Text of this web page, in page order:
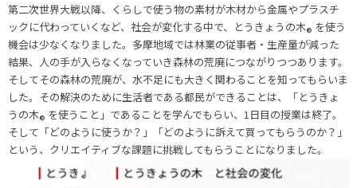
第二次世界大戦以降、くらしで使う物の素材が木材から金属やプラスチ
ックに代わっていくなど、社会が変化する中で、とうきょうの木® を使う
機会は少なくなりました。多摩地域では林業の従事者・生産量が減った
結果、人の手が入らなくなっていき森林の荒廃につながりつつあります。
そしてその森林の荒廃が、水不足にも大きく関わることを知ってもらいま
した。その解決のために生活者である都民ができることは、「とうきょ
うの木® を使うこと」であることを学んでもらい、1日目の授業は終了。
そして「どのように使うか？」「どのように訴えて買ってもらうのか？」
という、クリエイティブな課題に挑戦してもらうことになりました。